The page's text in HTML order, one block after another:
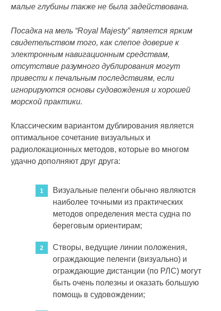
малые глубины также не была задействована.
Посадка на мель “Royal Majesty” является ярким
свидетельством того, как слепое доверие к
электронным навигационным средствам,
отсутствие разумного дублирования могут
привести к печальным последствиям, если
игнорируются основы судовождения и хорошей
морской практики.
Классическим вариантом дублирования является
оптимальное сочетание визуальных и
радиолокационных методов, которые во многом
удачно дополняют друг друга:
Визуальные пеленги обычно являются
наиболее точными из практических
методов определения места судна по
береговым ориентирам;
Створы, ведущие линии положения,
ограждающие пеленги (визуально) и
ограждающие дистанции (по РЛС) могут
быть очень полезны и оказать большую
помощь в судовождении;